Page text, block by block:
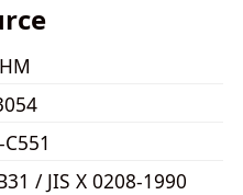
/ JIS X 0208-1990